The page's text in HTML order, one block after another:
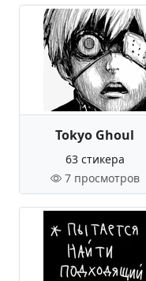
Tokyo Ghoul
63 стикера
7 просмотров